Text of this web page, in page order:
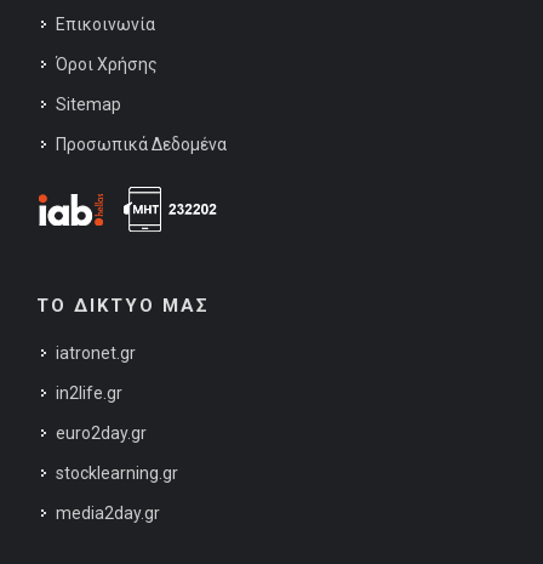
Επικοινωνία
Όροι Χρήσης
Sitemap
Προσωπικά Δεδομένα
ΤΟ ΔΙΚΤΥΟ ΜΑΣ
iatronet.gr
in2life.gr
euro2day.gr
stocklearning.gr
media2day.gr